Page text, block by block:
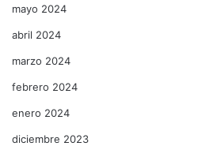
mayo 2024
abril 2024
marzo 2024
febrero 2024
enero 2024
diciembre 2023